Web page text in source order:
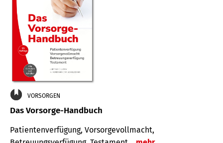
VORSORGEN
Das Vorsorge-Handbuch
Patientenverfügung, Vorsorgevollmacht,